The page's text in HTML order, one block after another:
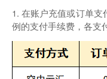
1. 在账户充值或订单
例的支付手续费，各支